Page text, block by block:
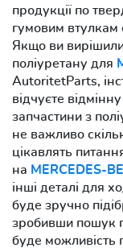
продукції по
гумовим втулкам
Якщо ви
поліуретану для
AutoritetParts,
відчуєте
запчастини з
не важливо
цікавлять
на MERCEDES-
інші деталі для
буде зручно
зробивши пошук
буде можливість